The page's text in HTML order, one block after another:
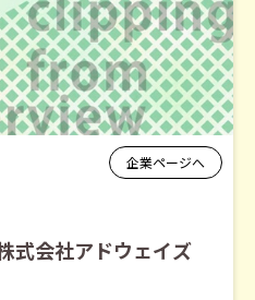
企業ページへ
式会社アドウェイズ